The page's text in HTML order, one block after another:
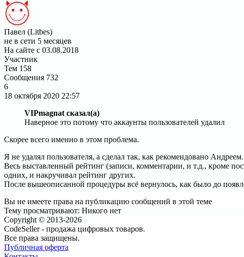
Павел (Litbes)
не в сети 5 месяцев
На сайте с 03.08.2018
Участник
Тем 158
Сообщения 732
6
18 октября 2020 22:57
VIPmagnat сказал(а)
Наверное это потому что аккаунты пользователей удалил
Скорее всего именно в этом проблема.
Я не удалял пользователя, а сделал так, как рекомендовано Андреем.
Весь выставленный рейтинг (записи, комментарии, и т.д., кроме
одних, и накручивал рейтинг других.
После вышеописанной процедуры всё вернулось, как было до
Вы не имеете права на публикацию сообщений в этой теме
Тему просматривают: Никого нет
Copyright © 2013-2026
CodeSeller - продажа цифровых товаров.
Все права защищены.
Публичная оферта